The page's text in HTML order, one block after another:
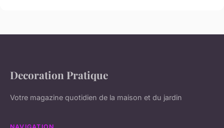
Decoration Pratique
Votre magazine quotidien de la maison et du jardin